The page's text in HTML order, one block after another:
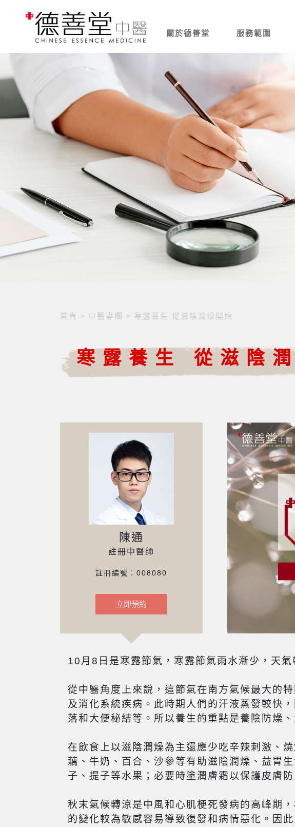
關於德善堂 服務範圍
首頁 > 中醫專欄 > 寒露養生 從滋陰潤燥開始
寒露養生 從滋陰
陳通
註冊中醫師
註冊編號︰008080
立即預約
10月8日是寒露節氣，寒露節氣雨水漸少，天
從中醫角度上來說，這節氣在南方氣候最大的
及消化系統疾病。此時期人們的汗液蒸發較快
落和大便秘結等。所以養生的重點是養陰防燥
在飲食上以滋陰潤燥為主還應少吃辛辣刺激、
藕、牛奶、百合、沙參等有助滋陰潤燥、益胃
子、提子等水果；必要時塗潤膚霜以保護皮膚防
秋末氣候轉涼是中風和心肌梗死發病的高峰期
的變化較為敏感容易導致復發和病情惡化。因